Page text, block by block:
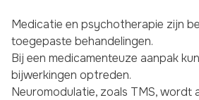
Medicatie en psychotherapie zijn
toegepaste behandelingen.
Bij een medicamenteuze aanpak
bijwerkingen optreden.
Neuromodulatie, zoals TMS, wordt